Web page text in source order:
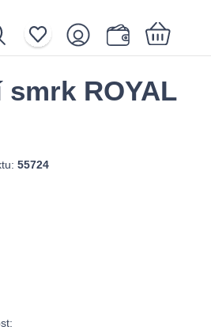
je prázdný.ROYAL
55724